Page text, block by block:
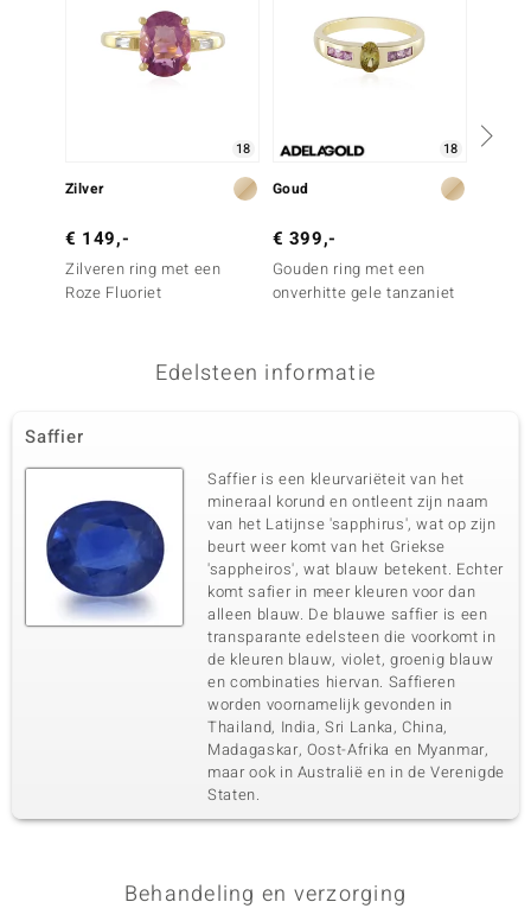
18
Zilver
€ 149,-
Zilveren ring met een
Roze Fluoriet
18
Goud
€ 399,-
Gouden ring met een
onverhitte gele tanzaniet
Edelsteen informatie
Saffier
Saffier is een kleurvariëteit van het
mineraal korund en ontleent zijn naam
van het Latijnse 'sapphirus', wat op zijn
beurt weer komt van het Griekse
'sappheiros', wat blauw betekent. Echter
komt safier in meer kleuren voor dan
alleen blauw. De blauwe saffier is een
transparante edelsteen die voorkomt in
de kleuren blauw, violet, groenig blauw
en combinaties hiervan. Saffieren
worden voornamelijk gevonden in
Thailand, India, Sri Lanka, China,
Madagaskar, Oost-Afrika en Myanmar,
maar ook in Australië en in de Verenigde
Staten.
Behandeling en verzorging